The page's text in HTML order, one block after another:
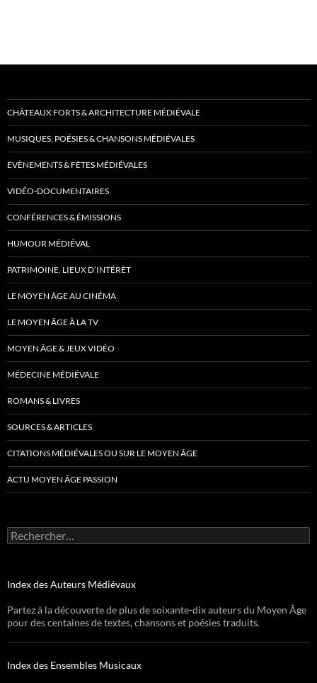
CHÂTEAUX FORTS & ARCHITECTURE MÉDIÉVALE
MUSIQUES, POÉSIES & CHANSONS MÉDIÉVALES
EVÈNEMENTS & FÊTES MÉDIÉVALES
VIDÉO-DOCUMENTAIRES
CONFÉRENCES & ÉMISSIONS
HUMOUR MÉDIÉVAL
PATRIMOINE, LIEUX D’INTÉRÊT
LE MOYEN ÂGE AU CINÉMA
LE MOYEN ÂGE À LA TV
MOYEN ÂGE & JEUX VIDÉO
MÉDECINE MÉDIÉVALE
ROMANS & LIVRES
SOURCES & ARTICLES
CITATIONS MÉDIÉVALES OU SUR LE MOYEN ÂGE
ACTU MOYEN ÂGE PASSION
Rechercher :
Index des Auteurs Médiévaux
Partez à la découverte de plus de soixante-dix auteurs du Moyen Âge
pour des centaines de textes, chansons et poésies traduits.
Index des Ensembles Musicaux